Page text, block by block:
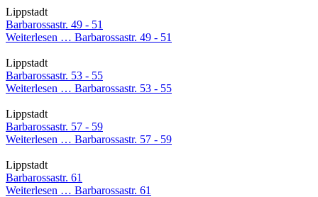
Lippstadt
Barbarossastr. 49 - 51
Weiterlesen … Barbarossastr. 49 - 51
Lippstadt
Barbarossastr. 53 - 55
Weiterlesen … Barbarossastr. 53 - 55
Lippstadt
Barbarossastr. 57 - 59
Weiterlesen … Barbarossastr. 57 - 59
Lippstadt
Barbarossastr. 61
Weiterlesen … Barbarossastr. 61